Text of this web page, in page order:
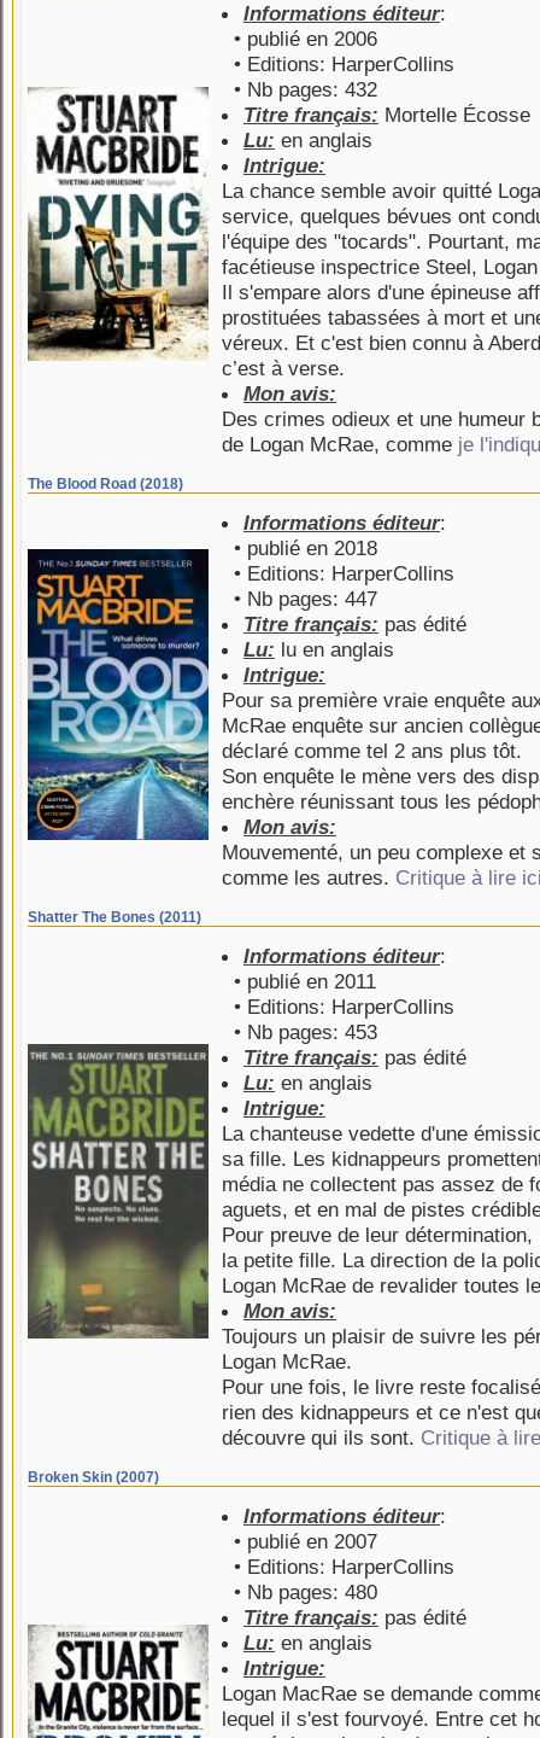
Informations éditeur:
• publié en 2006
• Editions: HarperCollins
• Nb pages: 432
Titre français: Mortelle Écosse
Lu: en anglais
Intrigue:
La chance semble avoir quitté
service, quelques bévues ont
l'équipe des "tocards". Pourtant,
facétieuse inspectrice Steel,
Il s'empare alors d'une épineuse
prostituées tabassées à mort et
véreux. Et c'est bien connu à
c’est à verse.
Mon avis:
Des crimes odieux et une humeur
de Logan McRae, comme je
The Blood Road (2018)
Informations éditeur:
• publié en 2018
• Editions: HarperCollins
• Nb pages: 447
Titre français: pas édité
Lu: lu en anglais
Intrigue:
Pour sa première vraie enquête
McRae enquête sur ancien
déclaré comme tel 2 ans plus tôt.
Son enquête le mène vers des
enchère réunissant tous les
Mon avis:
Mouvementé, un peu complexe
comme les autres. Critique à lire
Shatter The Bones (2011)
Informations éditeur:
• publié en 2011
• Editions: HarperCollins
• Nb pages: 453
Titre français: pas édité
Lu: en anglais
Intrigue:
La chanteuse vedette d'une
sa fille. Les kidnappeurs
média ne collectent pas assez de
aguets, et en mal de pistes
Pour preuve de leur
la petite fille. La direction de la
Logan McRae de revalider toutes
Mon avis:
Toujours un plaisir de suivre les
Logan McRae.
Pour une fois, le livre reste
rien des kidnappeurs et ce n'est
découvre qui ils sont. Critique à
Broken Skin (2007)
Informations éditeur:
• publié en 2007
• Editions: HarperCollins
• Nb pages: 480
Titre français: pas édité
Lu: en anglais
Intrigue:
Logan MacRae se demande
lequel il s'est fourvoyé. Entre cet